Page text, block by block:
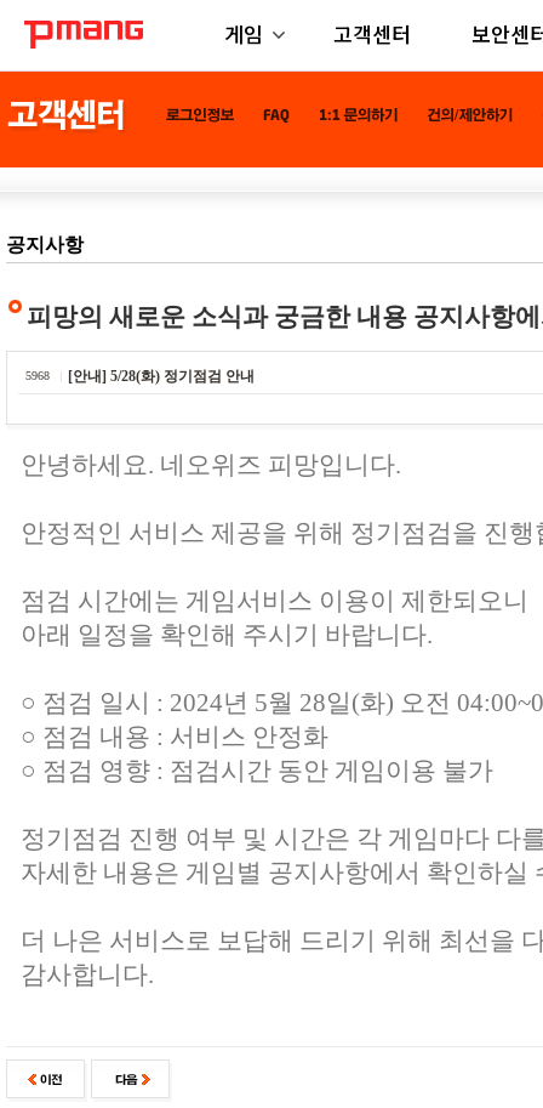
게임 고객센터 보안센
공지사항
피망의 새로운 소식과 궁금한 내용 공지사항
5968 [안내] 5/28(화) 정기점검 안내
안녕하세요. 네오위즈 피망입니다.
안정적인 서비스 제공을 위해 정기점검을 진행
점검 시간에는 게임서비스 이용이 제한되오니
아래 일정을 확인해 주시기 바랍니다.
○ 점검 일시 : 2024년 5월 28일(화) 오전
○ 점검 내용 : 서비스 안정화
○ 점검 영향 : 점검시간 동안 게임이용 불가
정기점검 진행 여부 및 시간은 각 게임마다 다
자세한 내용은 게임별 공지사항에서 확인하실
더 나은 서비스로 보답해 드리기 위해 최선을
감사합니다.